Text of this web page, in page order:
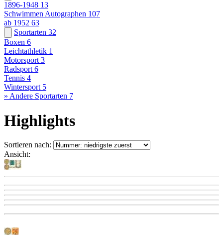
1896-1948 13
Schwimmen Autographen 107
ab 1952 63
Sportarten 32
Boxen 6
Leichtathletik 1
Motorsport 3
Radsport 6
Tennis 4
Wintersport 5
» Andere Sportarten 7
Highlights
Sortieren nach:
Ansicht: